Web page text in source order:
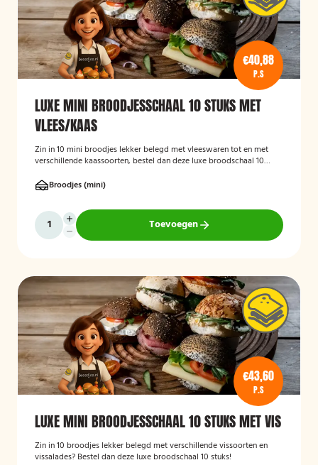
€40,88
P.S
LUXE MINI BROODJESSCHAAL 10 STUKS MET
VLEES/KAAS
Zin in 10 mini broodjes lekker belegd met vleeswaren tot en met
verschillende kaassoorten, bestel dan deze luxe broodschaal 10
Broodjes (mini)
Toevoegen
€43,60
P.S
LUXE MINI BROODJESSCHAAL 10 STUKS MET VIS
Zin in 10 broodjes lekker belegd met verschillende vissoorten en
vissalades? Bestel dan deze luxe broodschaal 10 stuks!